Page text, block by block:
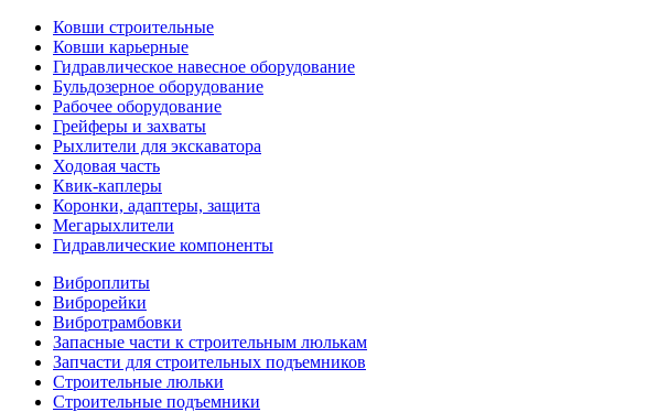
Ковши строительные
Ковши карьерные
Гидравлическое навесное оборудование
Бульдозерное оборудование
Рабочее оборудование
Грейферы и захваты
Рыхлители для экскаватора
Ходовая часть
Квик-каплеры
Коронки, адаптеры, защита
Мегарыхлители
Гидравлические компоненты
Виброплиты
Виброрейки
Вибротрамбовки
Запасные части к строительным люлькам
Запчасти для строительных подъемников
Строительные люльки
Строительные подъемники